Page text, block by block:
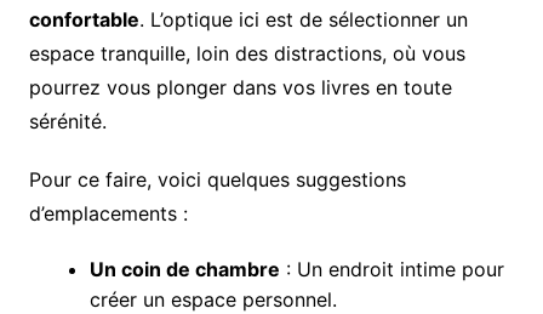
confortable. L’optique ici est de sélectionner un
espace tranquille, loin des distractions, où vous
pourrez vous plonger dans vos livres en toute
sérénité.
Pour ce faire, voici quelques suggestions
d’emplacements :
Un coin de chambre : Un endroit intime pour
créer un espace personnel.